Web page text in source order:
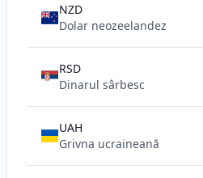
NZD
Dolar neozeelandez
RSD
Dinarul sârbesc
UAH
Grivna ucraineană